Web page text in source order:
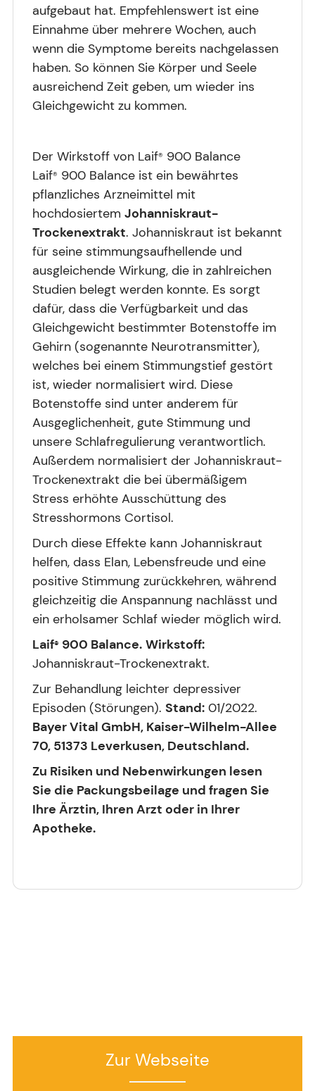
aufgebaut hat. Empfehlenswert ist eine
Einnahme über mehrere Wochen, auch
wenn die Symptome bereits nachgelassen
haben. So können Sie Körper und Seele
ausreichend Zeit geben, um wieder ins
Gleichgewicht zu kommen.
Der Wirkstoff von Laif® 900 Balance
Laif® 900 Balance ist ein bewährtes
pflanzliches Arzneimittel mit
hochdosiertem Johanniskraut-
Trockenextrakt. Johanniskraut ist bekannt
für seine stimmungsaufhellende und
ausgleichende Wirkung, die in zahlreichen
Studien belegt werden konnte. Es sorgt
dafür, dass die Verfügbarkeit und das
Gleichgewicht bestimmter Botenstoffe im
Gehirn (sogenannte Neurotransmitter),
welches bei einem Stimmungstief gestört
ist, wieder normalisiert wird. Diese
Botenstoffe sind unter anderem für
Ausgeglichenheit, gute Stimmung und
unsere Schlafregulierung verantwortlich.
Außerdem normalisiert der Johanniskraut-
Trockenextrakt die bei übermäßigem
Stress erhöhte Ausschüttung des
Stresshormons Cortisol.
Durch diese Effekte kann Johanniskraut
helfen, dass Elan, Lebensfreude und eine
positive Stimmung zurückkehren, während
gleichzeitig die Anspannung nachlässt und
ein erholsamer Schlaf wieder möglich wird.
Laif® 900 Balance. Wirkstoff:
Johanniskraut-Trockenextrakt.
Zur Behandlung leichter depressiver
Episoden (Störungen). Stand: 01/2022.
Bayer Vital GmbH, Kaiser-Wilhelm-Allee
70, 51373 Leverkusen, Deutschland.
Zu Risiken und Nebenwirkungen lesen
Sie die Packungsbeilage und fragen Sie
Ihre Ärztin, Ihren Arzt oder in Ihrer
Apotheke.
Zur Webseite